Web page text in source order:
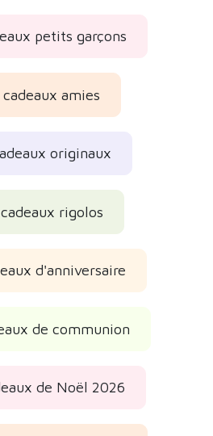
petits garçons
cadeaux amies
originaux
rigolos
d'anniversaire
de communion
de Noël 2026